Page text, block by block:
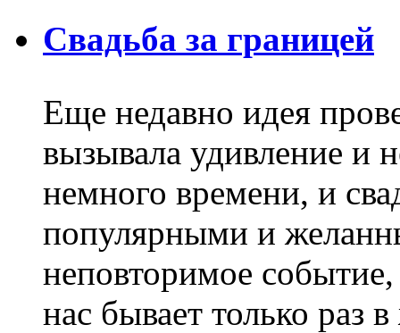
Свадьба за границей
Еще недавно идея
вызывала удивление и
немного времени, и
популярными и
неповторимое
нас бывает только раз